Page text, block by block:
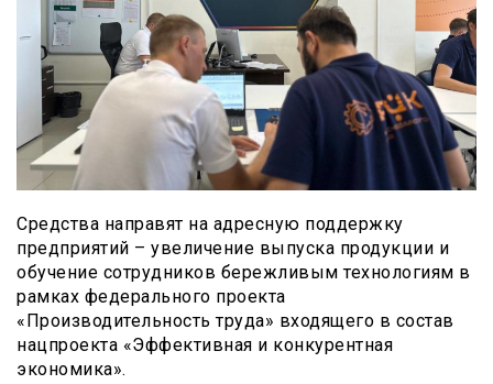
Средства направят на адресную поддержку
предприятий – увеличение выпуска продукции и
обучение сотрудников бережливым технологиям в
рамках федерального проекта
«Производительность труда» входящего в состав
нацпроекта «Эффективная и конкурентная
экономика».